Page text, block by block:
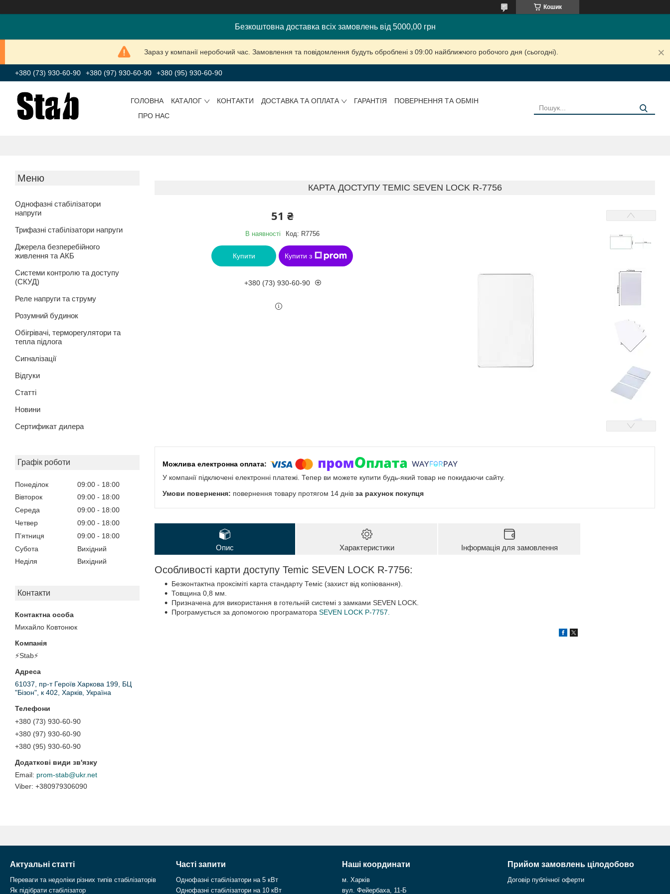
Кошик
Безкоштовна доставка всіх замовлень від 5000,00 грн
Зараз у компанії неробочий час. Замовлення та повідомлення будуть оброблені з 09:00 найближчого робочого дня (сьогодні).
+380 (73) 930-60-90 +380 (97) 930-60-90 +380 (95) 930-60-90
ГОЛОВНА КАТАЛОГ КОНТАКТИ ДОСТАВКА ТА ОПЛАТА ГАРАНТІЯ
ПОВЕРНЕННЯ ТА ОБМІН
ПРО НАС
Однофазні стабілізатори
напруги
Трифазні стабілізатори напруги
Джерела безперебійного
живлення та АКБ
Системи контролю та доступу
(СКУД)
Реле напруги та струму
Розумний будинок
Обігрівачі, терморегулятори та
тепла підлога
Сигналізації
Відгуки
Статті
Новини
Сертификат дилера
Графік роботи
Понеділок 09:00
18:00
Вівторок
09:00
18:00
Середа
09:00
18:00
Четвер
09:00
18:00
Пʼятниця
09:00
18:00
Субота
Вихідний
Неділя
Вихідний
Контакти
Михайло Ковтонюк
⚡Stab⚡
61037, пр-т Героїв Харкова 199, БЦ
"Бізон", к 402, Харків, Україна
+380 (73) 930-60-90
+380 (97) 930-60-90
+380 (95) 930-60-90
prom-stab@ukr.net
+380979306090
КАРТА ДОСТУПУ TEMIC SEVEN LOCK R-7756
51 ₴
В наявності Код: R7756
Купити Купити з
+380 (73) 930-60-90
У компанії підключені електронні платежі. Тепер ви можете купити будь-який товар не покидаючи сайту.
повернення товару протягом 14 днів за рахунок покупця
Опис Характеристики Інформація для замовлення
Особливості карти доступу Temic SEVEN LOCK R-7756:
Безконтактна проксіміті карта стандарту Теміс (захист від копіювання).
Товщина 0,8 мм.
Призначена для використання в готельній системі з замками SEVEN LOCK.
Програмується за допомогою програматора SEVEN LOCK P-7757.
Актуальні статті
Переваги та недоліки різних типів стабілізаторів
Як підібрати стабілізатор
Часті запити
Однофазні стабілізатори на 5 кВт
Однофазні стабілізатори на 10 кВт
Наші координати
м. Харків
вул. Фейербаха, 11-Б
Прийом замовлень цілодобово
Договір публічної оферти